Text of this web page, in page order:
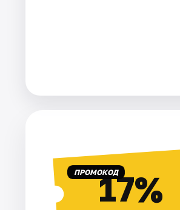
ПРОМОКОД17%